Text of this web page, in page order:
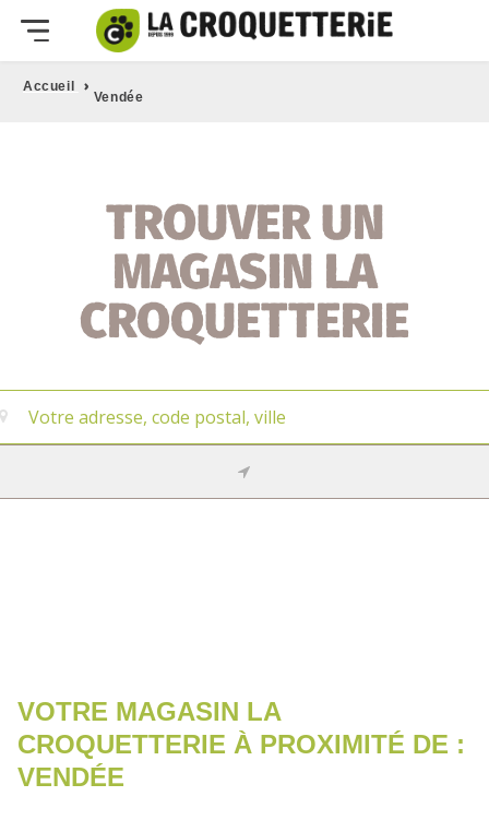
Accueil ›
Vendée
TROUVER UN
MAGASIN LA
CROQUETTERIE
VOTRE MAGASIN LA
CROQUETTERIE À PROXIMITÉ DE :
VENDÉE